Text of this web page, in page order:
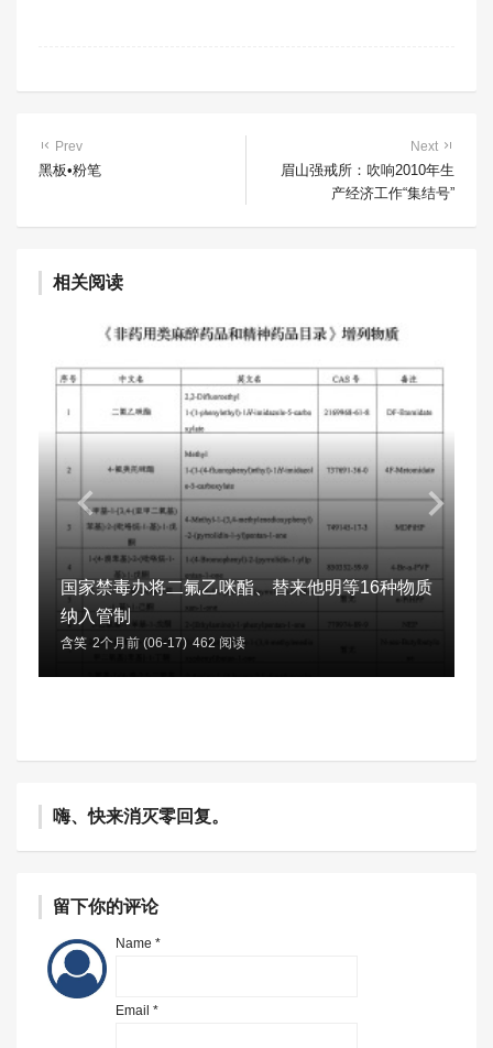
Prev
黑板•粉笔
Next
眉山强戒所：吹响2010年生
产经济工作“集结号”
相关阅读
国家禁毒办将二氟乙咪酯、替来他明等16种物质
纳入管制
含笑 2个月前 (06-17) 462 阅读
嗨、快来消灭零回复。
留下你的评论
Name *
Email *